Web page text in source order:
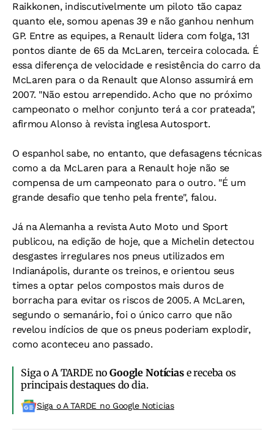
Raikkonen, indiscutivelmente um piloto tão capaz
quanto ele, somou apenas 39 e não ganhou nenhum
GP. Entre as equipes, a Renault lidera com folga, 131
pontos diante de 65 da McLaren, terceira colocada. É
essa diferença de velocidade e resistência do carro da
McLaren para o da Renault que Alonso assumirá em
2007. "Não estou arrependido. Acho que no próximo
campeonato o melhor conjunto terá a cor prateada",
afirmou Alonso à revista inglesaAutosport.
O espanhol sabe, no entanto, que defasagens técnicas
como a da McLaren para a Renault hoje não se
compensa de um campeonato para o outro. "É um
grande desafio que tenho pela frente", falou.
Já na Alemanha a revista Auto Moto und Sport
publicou, na edição de hoje, que a Michelin detectou
desgastes irregulares nos pneus utilizados em
Indianápolis, durante os treinos, e orientou seus
times a optar pelos compostos mais duros de
borracha para evitar os riscos de 2005. A McLaren,
segundo o semanário, foi o único carro que não
revelou indícios de que os pneus poderiam explodir,
como aconteceu ano passado.
Siga o A TARDE noGoogle Notíciase receba os
principais destaques do dia.
Siga o A TARDE no Google Noticias